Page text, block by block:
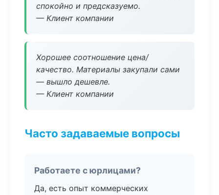
спокойно и предсказуемо.
— Клиент компании
Хорошее соотношение цена/
качество. Материалы закупали сами
— вышло дешевле.
— Клиент компании
Часто задаваемые вопросы
Работаете с юрлицами?
Да, есть опыт коммерческих